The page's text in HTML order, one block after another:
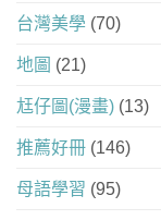
台灣美學 (70)
地圖 (21)
尪仔圖(漫畫) (13)
推薦好冊 (146)
母語學習 (95)